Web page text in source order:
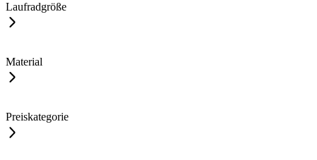
Laufradgröße
Material
Preiskategorie